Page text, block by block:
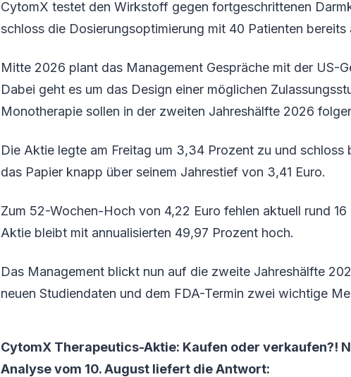
CytomX testet den Wirkstoff gegen fortgeschrittenen
schloss die Dosierungsoptimierung mit 40 Patienten bereits
Mitte 2026 plant das Management Gespräche mit der US-
Dabei geht es um das Design einer möglichen
Monotherapie sollen in der zweiten Jahreshälfte 2026
Die Aktie legte am Freitag um 3,34 Prozent zu und
das Papier knapp über seinem Jahrestief von 3,41 Euro.
Zum 52-Wochen-Hoch von 4,22 Euro fehlen aktuell rund
Aktie bleibt mit annualisierten 49,97 Prozent hoch.
Das Management blickt nun auf die zweite Jahreshälfte
neuen Studiendaten und dem FDA-Termin zwei wichtige
CytomX Therapeutics-Aktie: Kaufen oder verkaufen?!
Analyse vom 10. August liefert die Antwort: